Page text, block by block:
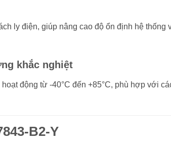
ly điện, giúp nâng cao độ ổn định hệ
khắc nghiệt
động từ -40°C đến +85°C, phù hợp với
B2-Y